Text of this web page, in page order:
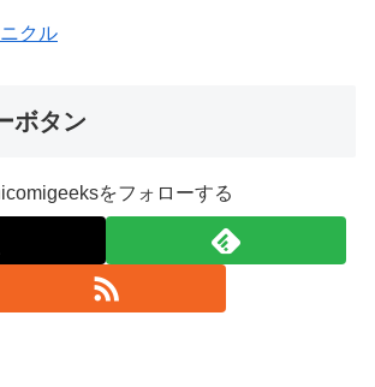
クル
ボタン
をフォローする